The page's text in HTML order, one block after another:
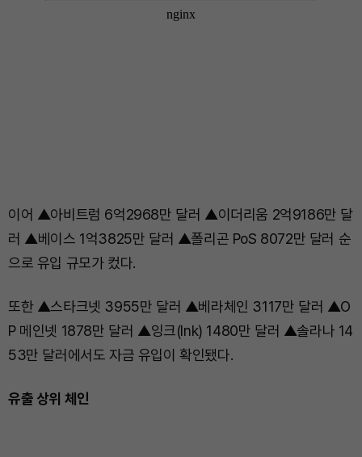
이어 ▲아비트럼 6억2968만 달러 ▲이더리움 2억9186만 달
러 ▲베이스 1억3825만 달러 ▲폴리곤 PoS 8072만 달러 순
으로 유입 규모가 컸다.
또한 ▲스타크넷 3955만 달러 ▲베라체인 3117만 달러 ▲O
P 메인넷 1878만 달러 ▲잉크(Ink) 1480만 달러 ▲솔라나 14
53만 달러에서도 자금 유입이 확인됐다.
유출 상위 체인